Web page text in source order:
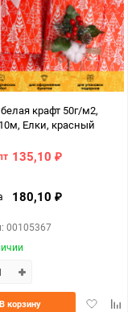
крафт 50г/м2,
Елки, красный
135,10 ₽
180,10 ₽
00105367
Добавить
В корзину